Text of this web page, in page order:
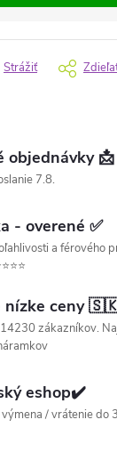
Strážiť
objednávky 📩
7.8.
- overené ✅
a férového
nízke ceny
zákazníkov.
eshop✔️
/ vrátenie do